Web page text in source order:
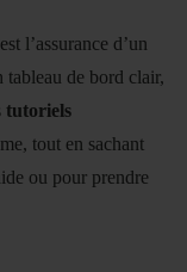
l’assurance d’un
tableau de bord clair,
tutoriels
tout en sachant
ou pour prendre